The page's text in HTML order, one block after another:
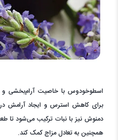
اسطوخودوس با خاصیت آرام‌بخشی و
برای کاهش استرس و ایجاد آرامش در
دمنوش نیز با نبات ترکیب می‌شود تا
همچنین به تعادل مزاج کمک کند.